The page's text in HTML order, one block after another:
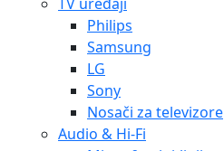
Philips
Samsung
LG
Sony
Nosači za televizore
Audio & Hi-Fi